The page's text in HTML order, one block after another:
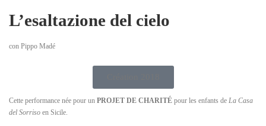
L’esaltazione del cielo
con Pippo Madé
Cette performance née pour un PROJET DE CHARITÉ pour les enfants de La Casa
del Sorriso en Sicile.